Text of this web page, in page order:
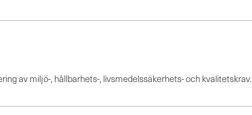
av miljö-, hållbarhets-, livsmedelssäkerhets- och kvalitetskrav.